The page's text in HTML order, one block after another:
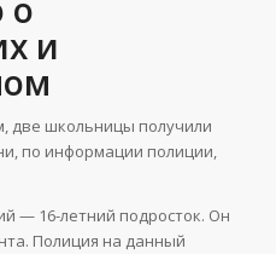
о
и
две школьницы получили
по информации полиции,
— 16-летний подросток. Он
Полиция на данный